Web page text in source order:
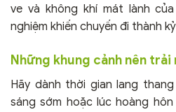
ve và không khí mát lành
nghiệm khiến chuyến đi thành
Những khung cảnh nên trải
Hãy dành thời gian lang
sáng sớm hoặc lúc hoàng